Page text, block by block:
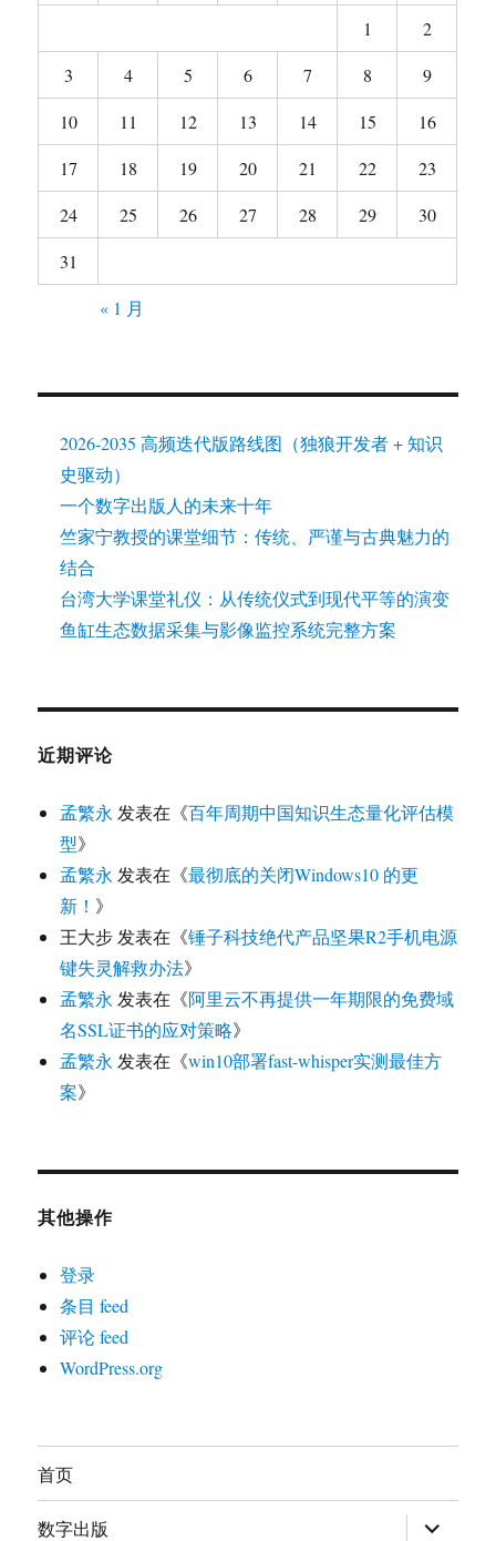
书
读
方
式
1
2
3
4 5 6 7 8
9
10
11 12 13 14 15
16
17
18 19 20 21 22
23
24
25 26 27 28 29
30
31
« 1 月
2026-2035 高频迭代版路线图（独狼开发者 + 知识
史驱动）
一个数字出版人的未来十年
竺家宁教授的课堂细节：传统、严谨与古典魅力的
结合
台湾大学课堂礼仪：从传统仪式到现代平等的演变
鱼缸生态数据采集与影像监控系统完整方案
近期评论
孟繁永 发表在《百年周期中国知识生态量化评估模
型》
孟繁永 发表在《最彻底的关闭Windows10 的更
新！ 》
王大步 发表在《锤子科技绝代产品坚果R2手机电源
键失灵解救办法》
孟繁永 发表在《阿里云不再提供一年期限的免费域
名SSL证书的应对策略》
孟繁永 发表在《win10部署fast-whisper实测最佳方
案》
其他操作
登录
条目 feed
评论 feed
WordPress.org
首页
数字出版 展